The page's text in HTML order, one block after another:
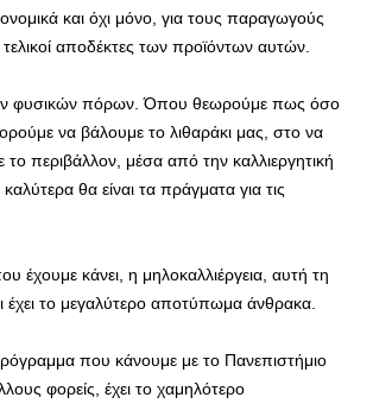
και όχι μόνο, για τους παραγωγούς
τελικοί αποδέκτες των προϊόντων αυτών.
φυσικών πόρων. Όπου θεωρούμε πως όσο
να βάλουμε το λιθαράκι μας, στο να
περιβάλλον, μέσα από την καλλιεργητική
θα είναι τα πράγματα για τις
έχουμε κάνει, η μηλοκαλλιέργεια, αυτή τη
έχει το μεγαλύτερο αποτύπωμα άνθρακα.
που κάνουμε με το Πανεπιστήμιο
φορείς, έχει το χαμηλότερο